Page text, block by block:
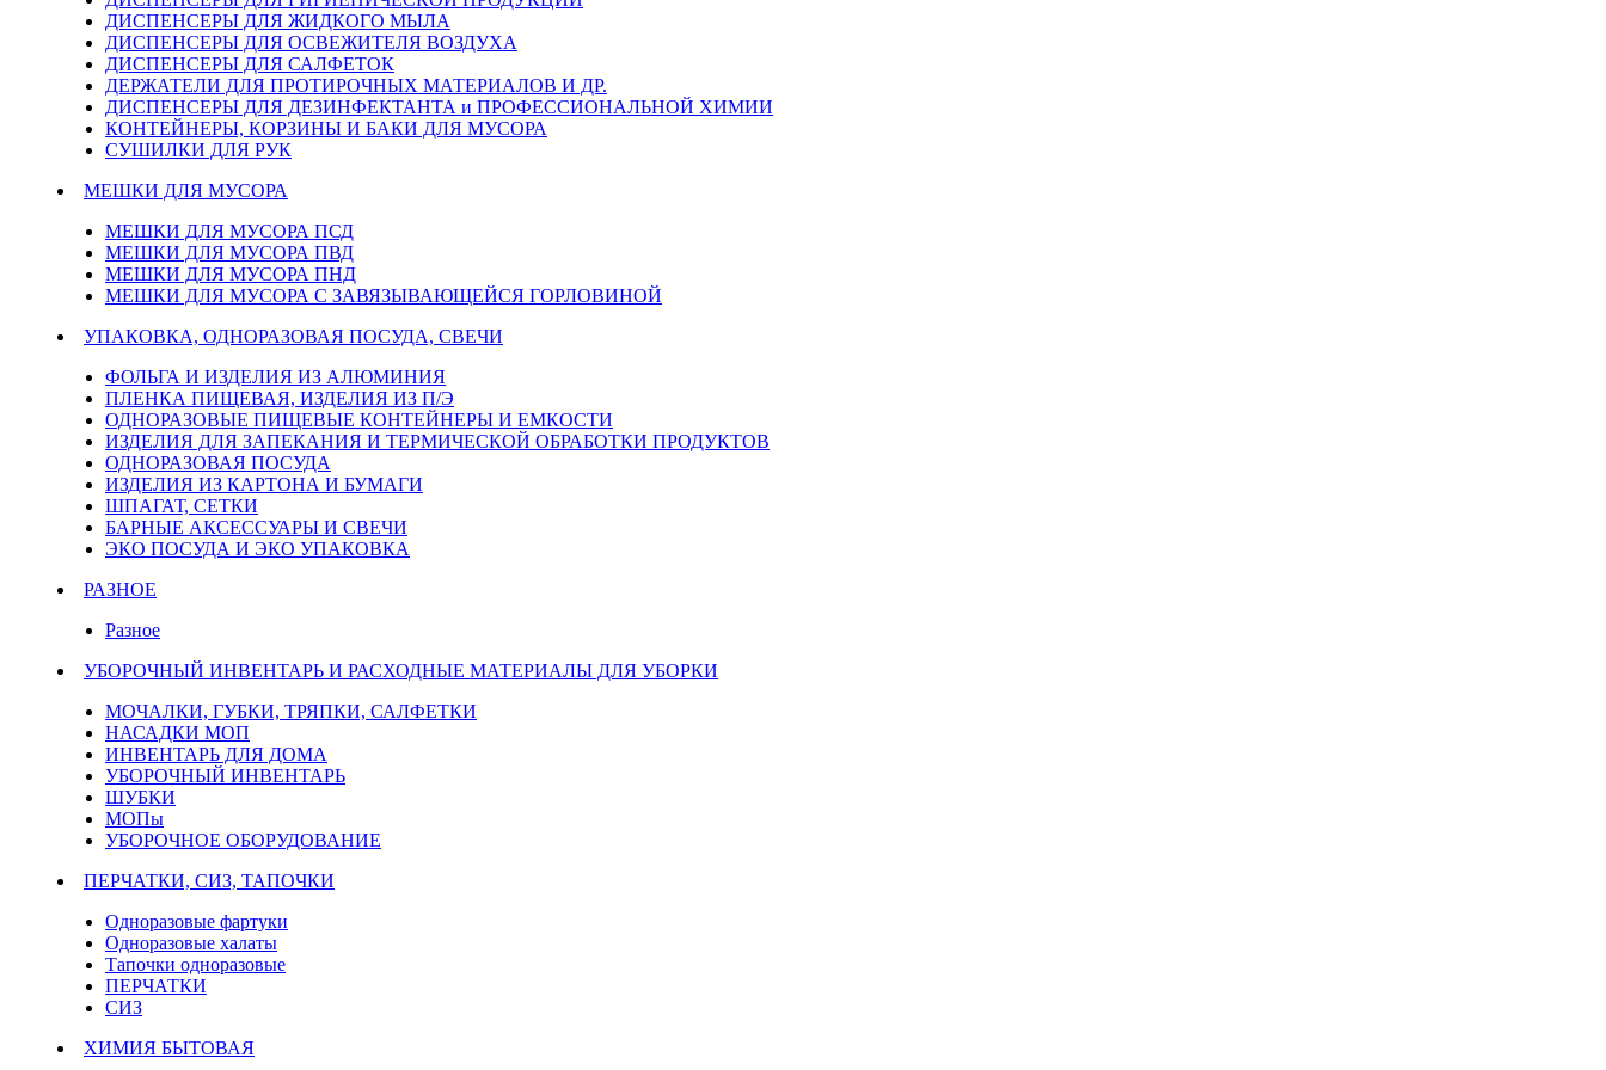
ДИСПЕНСЕРЫ ДЛЯ ЖИДКОГО МЫЛА
ДИСПЕНСЕРЫ ДЛЯ ОСВЕЖИТЕЛЯ ВОЗДУХА
ДИСПЕНСЕРЫ ДЛЯ САЛФЕТОК
ДЕРЖАТЕЛИ ДЛЯ ПРОТИРОЧНЫХ МАТЕРИАЛОВ И ДР.
ДИСПЕНСЕРЫ ДЛЯ ДЕЗИНФЕКТАНТА и ПРОФЕССИОНАЛЬНОЙ ХИМИИ
КОНТЕЙНЕРЫ, КОРЗИНЫ И БАКИ ДЛЯ МУСОРА
СУШИЛКИ ДЛЯ РУК
МЕШКИ ДЛЯ МУСОРА
МЕШКИ ДЛЯ МУСОРА ПСД
МЕШКИ ДЛЯ МУСОРА ПВД
МЕШКИ ДЛЯ МУСОРА ПНД
МЕШКИ ДЛЯ МУСОРА С ЗАВЯЗЫВАЮЩЕЙСЯ ГОРЛОВИНОЙ
УПАКОВКА, ОДНОРАЗОВАЯ ПОСУДА, СВЕЧИ
ФОЛЬГА И ИЗДЕЛИЯ ИЗ АЛЮМИНИЯ
ПЛЕНКА ПИЩЕВАЯ, ИЗДЕЛИЯ ИЗ П/Э
ОДНОРАЗОВЫЕ ПИЩЕВЫЕ КОНТЕЙНЕРЫ И ЕМКОСТИ
ИЗДЕЛИЯ ДЛЯ ЗАПЕКАНИЯ И ТЕРМИЧЕСКОЙ ОБРАБОТКИ ПРОДУКТОВ
ОДНОРАЗОВАЯ ПОСУДА
ИЗДЕЛИЯ ИЗ КАРТОНА И БУМАГИ
ШПАГАТ, СЕТКИ
БАРНЫЕ АКСЕССУАРЫ И СВЕЧИ
ЭКО ПОСУДА И ЭКО УПАКОВКА
РАЗНОЕ
Разное
УБОРОЧНЫЙ ИНВЕНТАРЬ И РАСХОДНЫЕ МАТЕРИАЛЫ ДЛЯ УБОРКИ
МОЧАЛКИ, ГУБКИ, ТРЯПКИ, САЛФЕТКИ
НАСАДКИ МОП
ИНВЕНТАРЬ ДЛЯ ДОМА
УБОРОЧНЫЙ ИНВЕНТАРЬ
ШУБКИ
МОПы
УБОРОЧНОЕ ОБОРУДОВАНИЕ
ПЕРЧАТКИ, СИЗ, ТАПОЧКИ
Одноразовые фартуки
Одноразовые халаты
Тапочки одноразовые
ПЕРЧАТКИ
СИЗ
ХИМИЯ БЫТОВАЯ